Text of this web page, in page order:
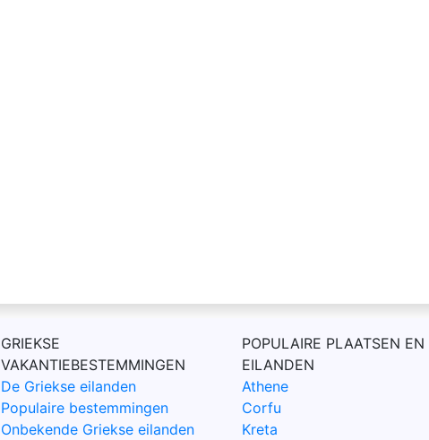
GRIEKSE
VAKANTIEBESTEMMINGEN
De Griekse eilanden
Populaire bestemmingen
Onbekende Griekse eilanden
POPULAIRE PLAATSEN EN
EILANDEN
Athene
Corfu
Kreta